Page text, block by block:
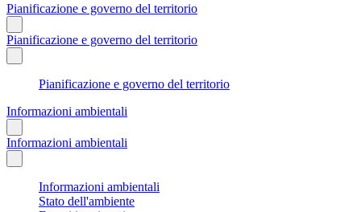
Pianificazione e governo del territorio
Pianificazione e governo del territorio
Pianificazione e governo del territorio
Informazioni ambientali
Informazioni ambientali
Informazioni ambientali
Stato dell'ambiente